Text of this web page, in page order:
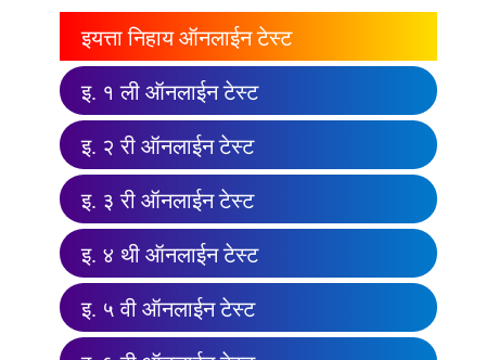
इयत्ता निहाय ऑनलाईन टेस्ट
इ. १ ली ऑनलाईन टेस्ट
इ. २ री ऑनलाईन टेस्ट
इ. ३ री ऑनलाईन टेस्ट
इ. ४ थी ऑनलाईन टेस्ट
इ. ५ वी ऑनलाईन टेस्ट